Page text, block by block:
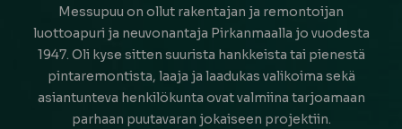
Messupuu on ollut rakentajan ja remontoijan
luottoapuri ja neuvonantaja Pirkanmaalla jo vuodesta
1947. Oli kyse sitten suurista hankkeista tai pienestä
pintaremontista, laaja ja laadukas valikoima sekä
asiantunteva henkilökunta ovat valmiina tarjoamaan
parhaan puutavaran jokaiseen projektiin.